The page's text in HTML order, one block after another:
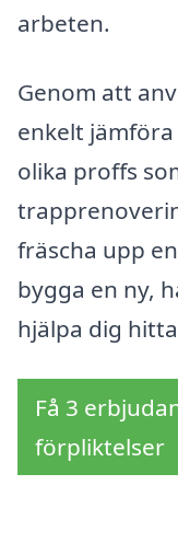
arbeten.
Genom att
enkelt
olika proffs
fräscha upp
bygga en ny,
hjälpa dig
Få 3
förpliktelser